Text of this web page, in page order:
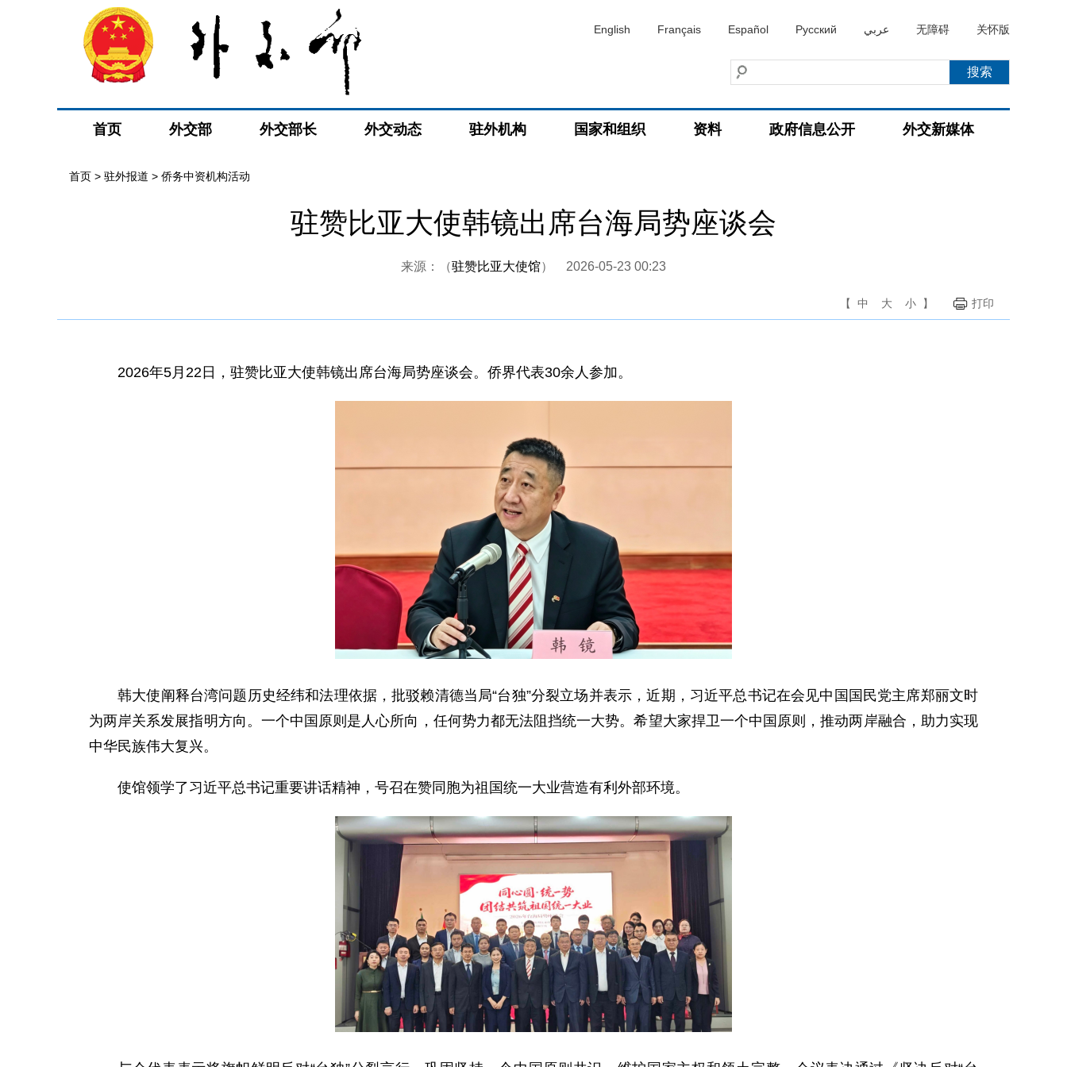
English Français Español Русский عربي 无障碍 关怀版
首页 外交部 外交部长 外交动态 驻外机构 国家和组织 资料 政府信息公开 外交新媒体
首页 > 驻外报道 > 侨务中资机构活动
驻赞比亚大使韩镜出席台海局势座谈会
来源：（驻赞比亚大使馆） 2026-05-23 00:23
【 中 大 小 】 打印
2026年5月22日，驻赞比亚大使韩镜出席台海局势座谈会。侨界代表30余人参加。
韩大使阐释台湾问题历史经纬和法理依据，批驳赖清德当局“台独”分裂立场并表示，近期，习近平总书记在会见中国国民党主席郑丽文时
为两岸关系发展指明方向。一个中国原则是人心所向，任何势力都无法阻挡统一大势。希望大家捍卫一个中国原则，推动两岸融合，助力实现
中华民族伟大复兴。
使馆领学了习近平总书记重要讲话精神，号召在赞同胞为祖国统一大业营造有利外部环境。